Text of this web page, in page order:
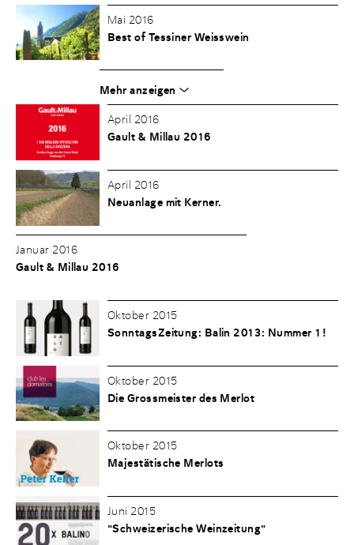
Mai 2016
Best of Tessiner Weisswein
Mehr anzeigen
April 2016
Gault & Millau 2016
April 2016
Neuanlage mit Kerner.
Januar 2016
Gault & Millau 2016
Oktober 2015
SonntagsZeitung: Balin 2013: Nummer 1!
Oktober 2015
Die Grossmeister des Merlot
Oktober 2015
Majestätische Merlots
Juni 2015
"Schweizerische Weinzeitung"